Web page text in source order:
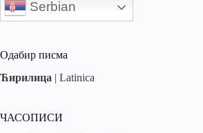
Serbian
Одабир писма
Ћирилица | Latinica
ЧАСОПИСИ